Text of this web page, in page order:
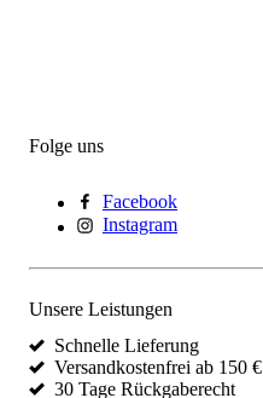
Folge uns
Facebook
Instagram
Unsere Leistungen
Schnelle Lieferung
Versandkostenfrei ab 150 €
30 Tage Rückgaberecht